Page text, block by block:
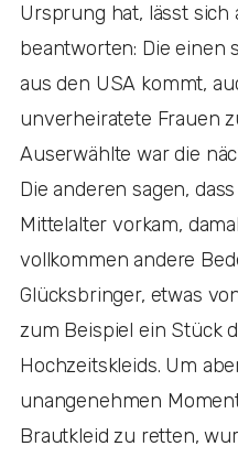
Ursprung hat, lässt
beantworten: Die einen
aus den USA kommt,
unverheiratete Frauen
Auserwählte war die
Die anderen sagen,
Mittelalter vorkam,
vollkommen andere
Glücksbringer, etwas
zum Beispiel ein Stück
Hochzeitskleids. Um
unangenehmen
Brautkleid zu retten,